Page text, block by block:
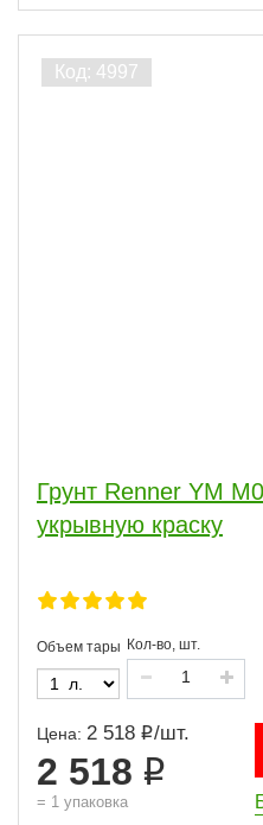
Грунт Renner YM
укрывную краску
Объем тары Кол-во, шт.
Цена: 2 518 /шт.
2 518
= 1 упаковка